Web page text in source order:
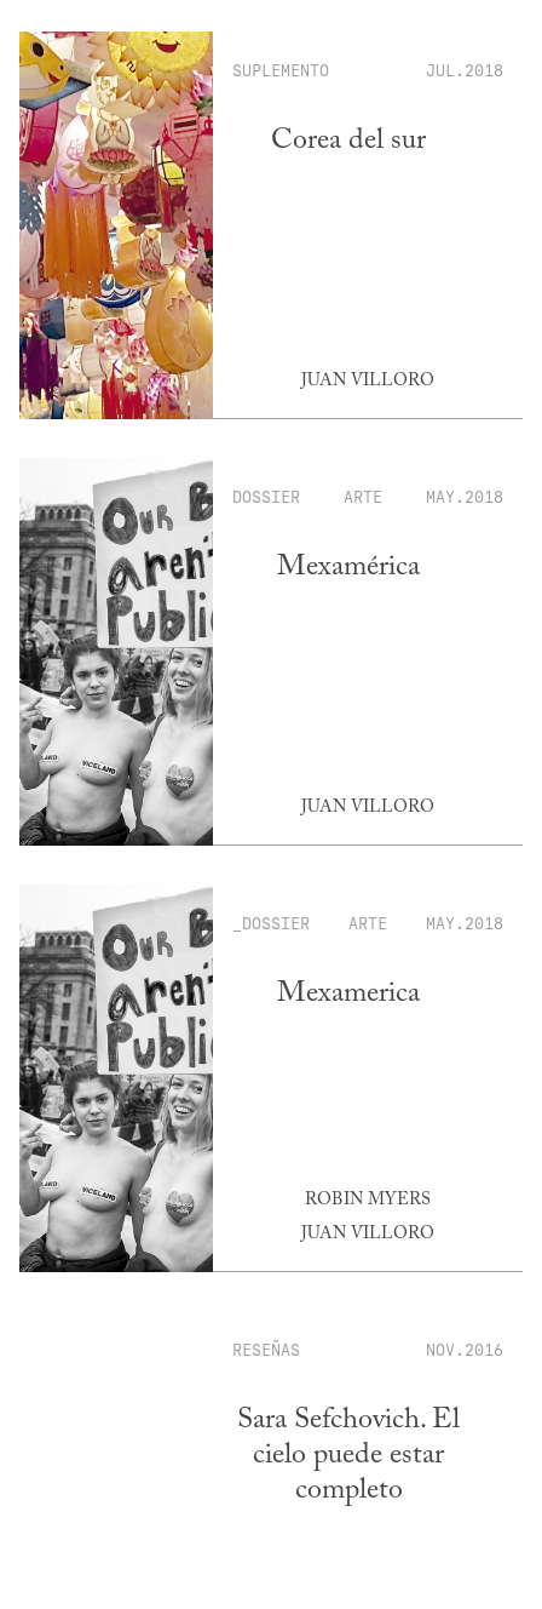
SUPLEMENTO JUL.2018
Corea del sur
JUAN VILLORO
DOSSIER ARTE MAY.2018
Mexamérica
JUAN VILLORO
_DOSSIER ARTE MAY.2018
Mexamerica
ROBIN MYERS
JUAN VILLORO
RESEÑAS NOV.2016
Sara Sefchovich. El
cielo puede estar
completo